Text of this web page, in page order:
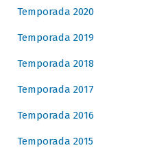
Temporada 2020
Temporada 2019
Temporada 2018
Temporada 2017
Temporada 2016
Temporada 2015